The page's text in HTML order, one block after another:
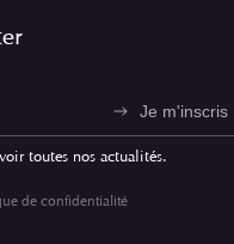
Je m'inscris
toutes nos actualités.
de confidentialité